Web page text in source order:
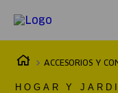
ACCESORIOS Y
HOGAR Y